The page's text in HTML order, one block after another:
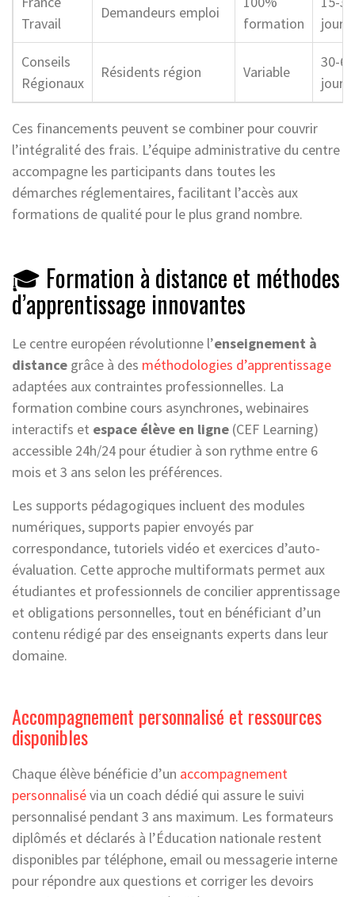
Travail
Demandeurs emploi
formation
jours
Conseils
Régionaux
Résidents région Variable
30-60
jours
Ces financements peuvent se combiner pour couvrir
l’intégralité des frais. L’équipe administrative du centre
accompagne les participants dans toutes les
démarches réglementaires, facilitant l’accès aux
formations de qualité pour le plus grand nombre.
🎓 Formation à distance et méthodes
d’apprentissage innovantes
Le centre européen révolutionne l’enseignement à
distance grâce à des méthodologies d’apprentissage
adaptées aux contraintes professionnelles. La
formation combine cours asynchrones, webinaires
interactifs et espace élève en ligne (CEF Learning)
accessible 24h/24 pour étudier à son rythme entre 6
mois et 3 ans selon les préférences.
Les supports pédagogiques incluent des modules
numériques, supports papier envoyés par
correspondance, tutoriels vidéo et exercices d’auto-
évaluation. Cette approche multiformats permet aux
étudiantes et professionnels de concilier apprentissage
et obligations personnelles, tout en bénéficiant d’un
contenu rédigé par des enseignants experts dans leur
domaine.
Accompagnement personnalisé et ressources
disponibles
Chaque élève bénéficie d’un accompagnement
personnalisévia un coach dédié qui assure le suivi
personnalisé pendant 3 ans maximum. Les formateurs
diplômés et déclarés à l’Éducation nationale restent
disponibles par téléphone, email ou messagerie interne
pour répondre aux questions et corriger les devoirs